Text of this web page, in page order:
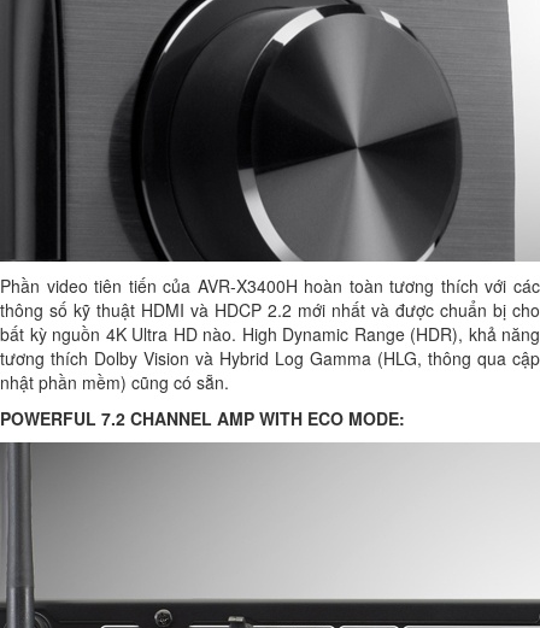
Phần video tiên tiến của AVR-X3400H hoàn toàn tương thích với các
thông số kỹ thuật HDMI và HDCP 2.2 mới nhất và được chuẩn bị cho
bất kỳ nguồn 4K Ultra HD nào. High Dynamic Range (HDR), khả năng
tương thích Dolby Vision và Hybrid Log Gamma (HLG, thông qua cập
nhật phần mềm) cũng có sẵn.
POWERFUL 7.2 CHANNEL AMP WITH ECO MODE: